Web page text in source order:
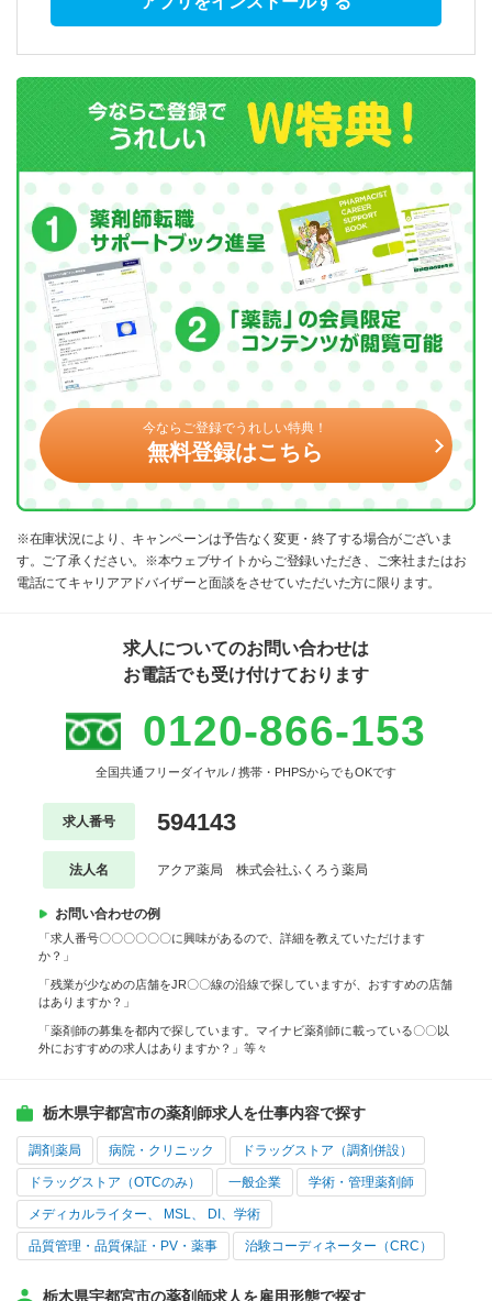
今ならご登録でうれしい特典！
無料登録はこちら
※在庫状況により、キャンペーンは予告なく変更・終了する場合がございま
す。ご了承ください。※本ウェブサイトからご登録いただき、ご来社またはお
電話にてキャリアアドバイザーと面談をさせていただいた方に限ります。
求人についてのお問い合わせは
お電話でも受け付けております
0120-866-153
全国共通フリーダイヤル / 携帯・PHPSからでもOKです
求人番号 594143
法人名 アクア薬局 株式会社ふくろう薬局
お問い合わせの例
「求人番号〇〇〇〇〇〇に興味があるので、詳細を教えていただけます
か？」
「残業が少なめの店舗をJR〇〇線の沿線で探していますが、おすすめの店舗
はありますか？」
「薬剤師の募集を都内で探しています。マイナビ薬剤師に載っている〇〇以
外におすすめの求人はありますか？」等々
栃木県宇都宮市の薬剤師求人を仕事内容で探す
調剤薬局 病院・クリニック ドラッグストア（調剤併設）
ドラッグストア（OTCのみ） 一般企業 学術・管理薬剤師
メディカルライター、 MSL、 DI、学術
品質管理・品質保証・PV・薬事 治験コーディネーター（CRC）
栃木県宇都宮市の薬剤師求人を雇用形態で探す